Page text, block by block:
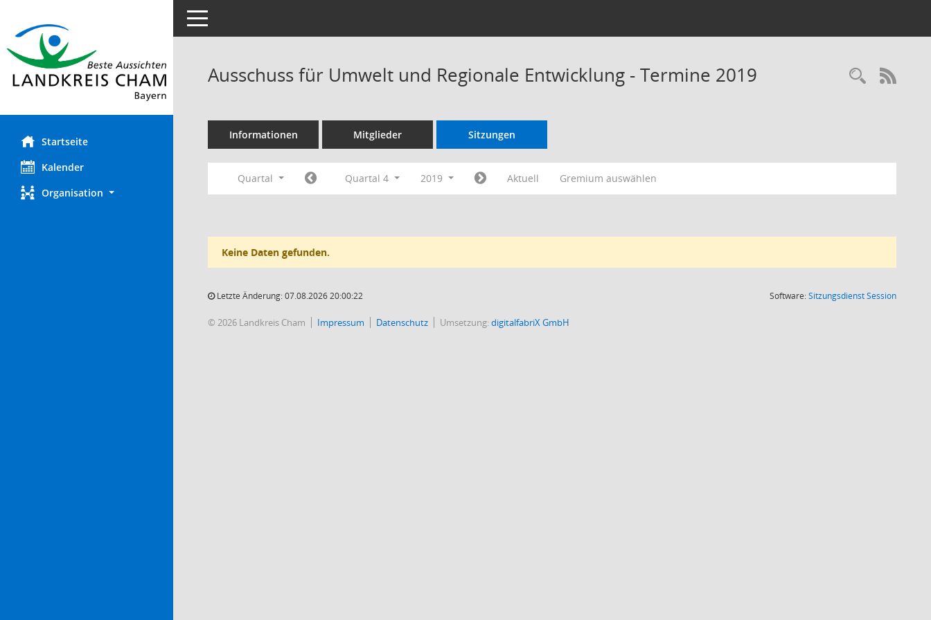
Startseite
Kalender
Organisation
Toggle navigation
Ausschuss für Umwelt und Regionale Entwicklung - Termine 2019
Informationen Mitglieder Sitzungen
Quartal Quartal 4 2019 Aktuell Gremium auswählen
Keine Daten gefunden.
Letzte Änderung: 07.08.2026 20:00:22 Software:SitzungsdienstSession(Wird in
© 2026 Landkreis Cham Impressum Datenschutz Umsetzung:digitalfabriX GmbH